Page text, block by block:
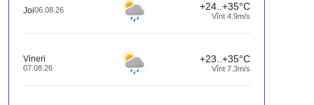
Joi06.08.26 +24..+35°C
Vînt 4.9m/s
Vineri
07.08.26
+23..+35°C
Vînt 7.3m/s